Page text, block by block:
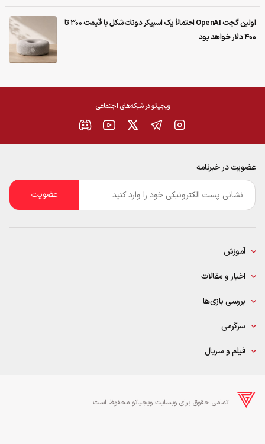
اولین گجت OpenAI احتمالاً یک اسپیکر دونات‌شکل با قیمت ۳۰۰ تا
۴۰۰ دلار خواهد بود
ویجیاتو در شبکه‌های اجتماعی
عضویت در خبرنامه
ایمیل
آموزش
اخبار و مقالات
بررسی بازی‌ها
سرگرمی
فیلم و سریال
تمامی حقوق برای وبسایت ویجیاتو محفوظ است.